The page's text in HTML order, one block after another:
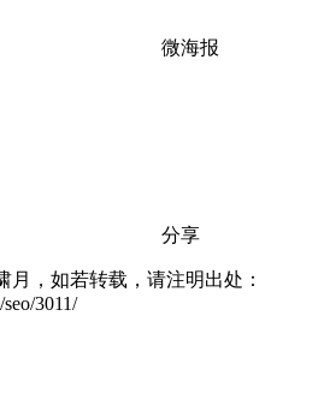
微海报
分享
月，如若转载，请注明出处：
3011/